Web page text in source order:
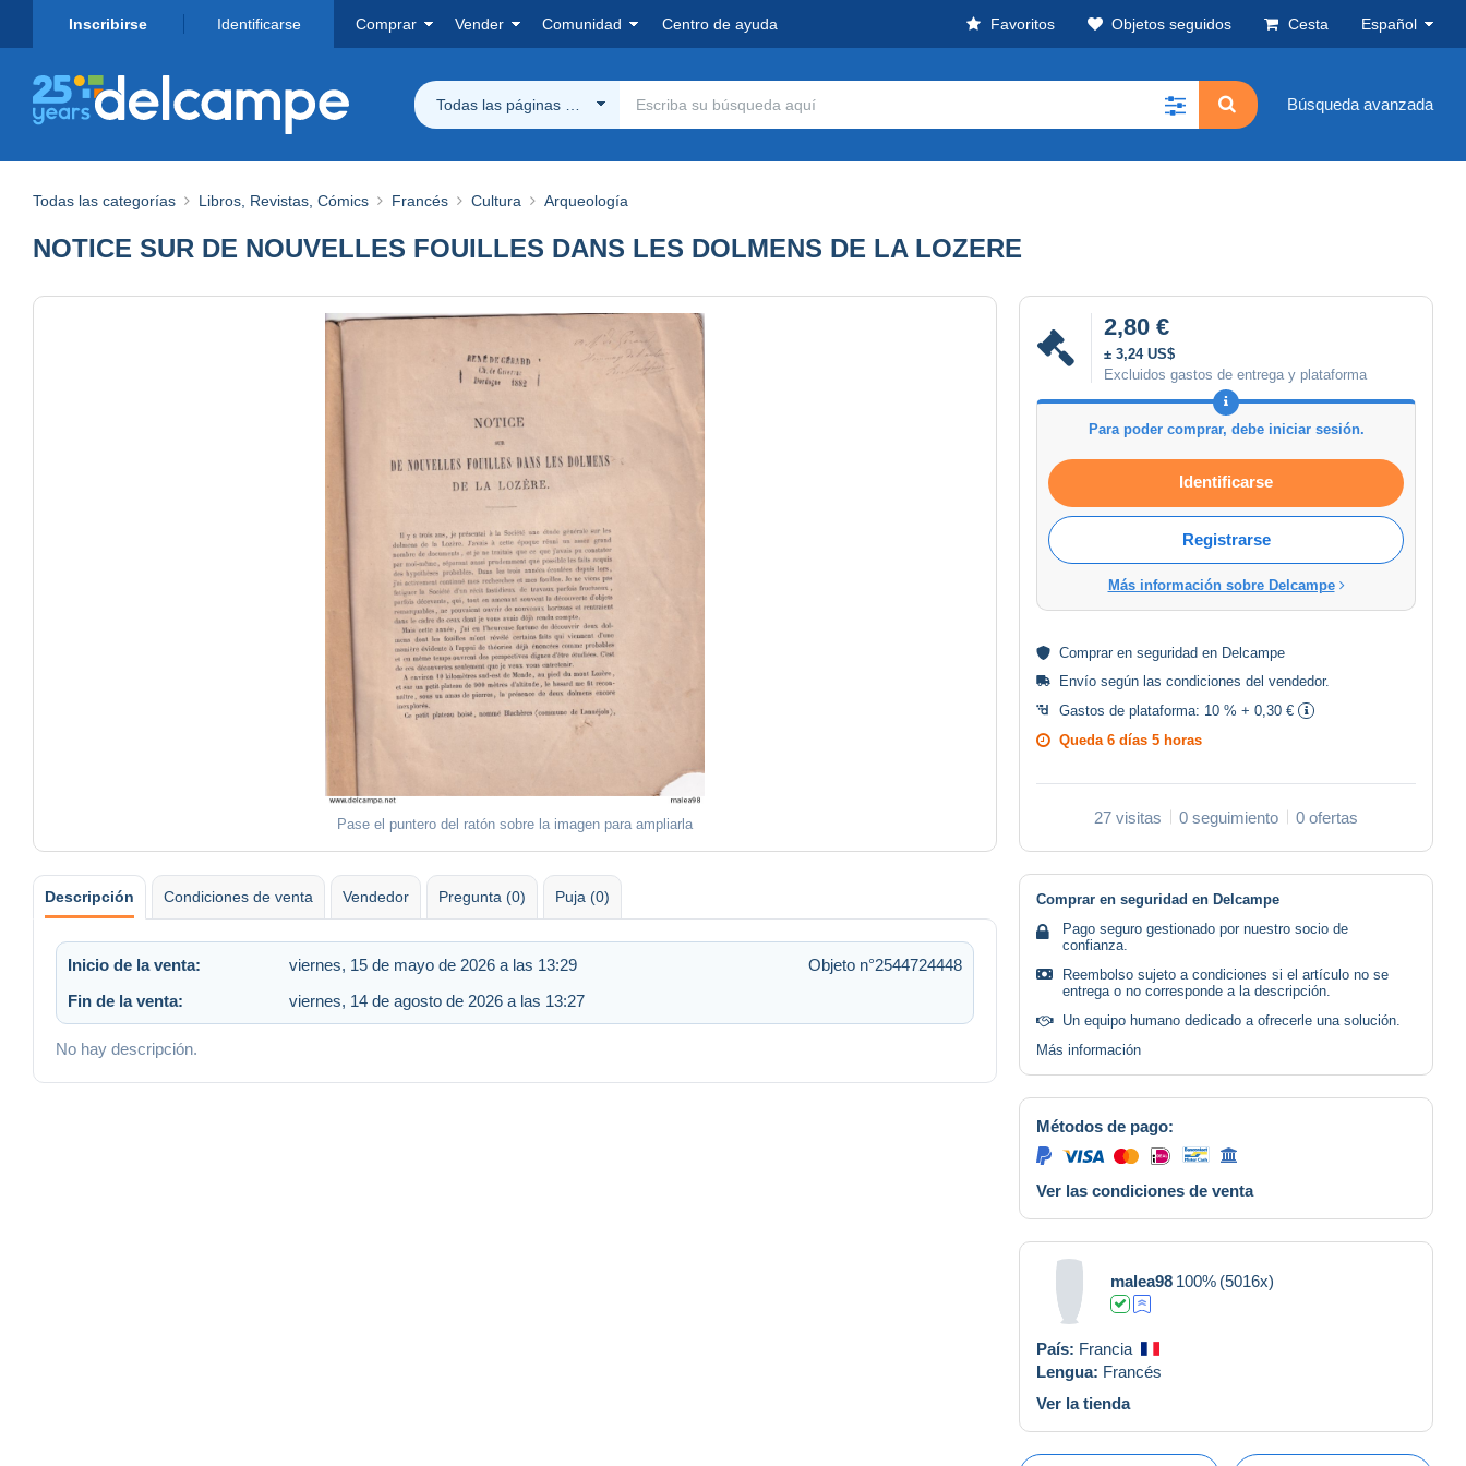
Inscribirse Identificarse Comprar Vender Comunidad Centro de ayuda Favoritos Objetos seguidos Cesta Español
Todas las páginas Delcampe Búsqueda avanzada
Todas las categorías Libros, Revistas, Cómics Francés Cultura Arqueología
NOTICE SUR DE NOUVELLES FOUILLES DANS LES DOLMENS DE LA LOZERE
Pase el puntero del ratón sobre la imagen para ampliarla
2,80 €
± 3,24 US$
Excluidos gastos de entrega y plataforma
Para poder comprar, debe iniciar sesión.
Identificarse
Registrarse
Más información sobre Delcampe
Comprar en seguridad en Delcampe
Envío según las condiciones del vendedor.
Gastos de plataforma: 10 % + 0,30 €
Queda 6 días 5 horas
27 visitas 0 seguimiento 0 ofertas
Descripción Condiciones de venta Vendedor Pregunta (0) Puja (0)
Inicio de la venta: viernes, 15 de mayo de 2026 a las 13:29
Objeto n°2544724448
Fin de la venta:
viernes, 14 de agosto de 2026 a las 13:27
No hay descripción.
Comprar en seguridad en Delcampe
Pago seguro gestionado por nuestro socio de
confianza.
Reembolso sujeto a condiciones si el artículo no se
entrega o no corresponde a la descripción.
Un equipo humano dedicado a ofrecerle una solución.
Más información
Métodos de pago:
Ver las condiciones de venta
malea98 100% (5016x)
País: Francia
Lengua: Francés
Ver la tienda